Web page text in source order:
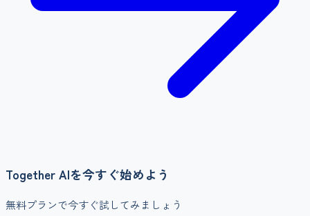
Together AIを今すぐ始めよう
無料プランで今すぐ試してみましょう